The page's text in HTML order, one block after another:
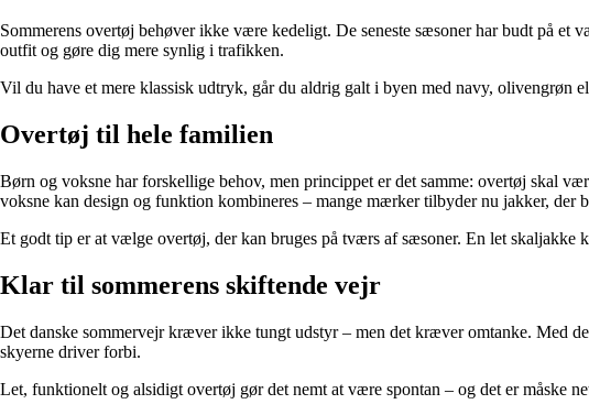
Sommerens overtøj behøver ikke være kedeligt. De seneste sæsoner har budt på
outfit og gøre dig mere synlig i trafikken.
Vil du have et mere klassisk udtryk, går du aldrig galt i byen med navy, olivengrøn
Overtøj til hele familien
Børn og voksne har forskellige behov, men princippet er det samme: overtøj skal
voksne kan design og funktion kombineres – mange mærker tilbyder nu jakker, der
Et godt tip er at vælge overtøj, der kan bruges på tværs af sæsoner. En let skaljakke
Klar til sommerens skiftende vejr
Det danske sommervejr kræver ikke tungt udstyr – men det kræver omtanke. Med
skyerne driver forbi.
Let, funktionelt og alsidigt overtøj gør det nemt at være spontan – og det er måske